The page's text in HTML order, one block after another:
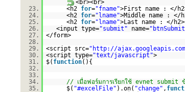
<br><br>
23.
<h2 for="fname">First name : </
24.
<h2 for="lname">Middle name : </
25.
<h2 for="lname">Last name : </
26.
<input type="submit" name=
27.
</form>
28.
29.
<script src=" http://
30.
<script type="text/javascript">
31.
$( function(){
32.
33.
34.
// เมื่อฟอร์มการเรียกใช้ evnet
35.
$( "#excelFile" ).on( "change" ,